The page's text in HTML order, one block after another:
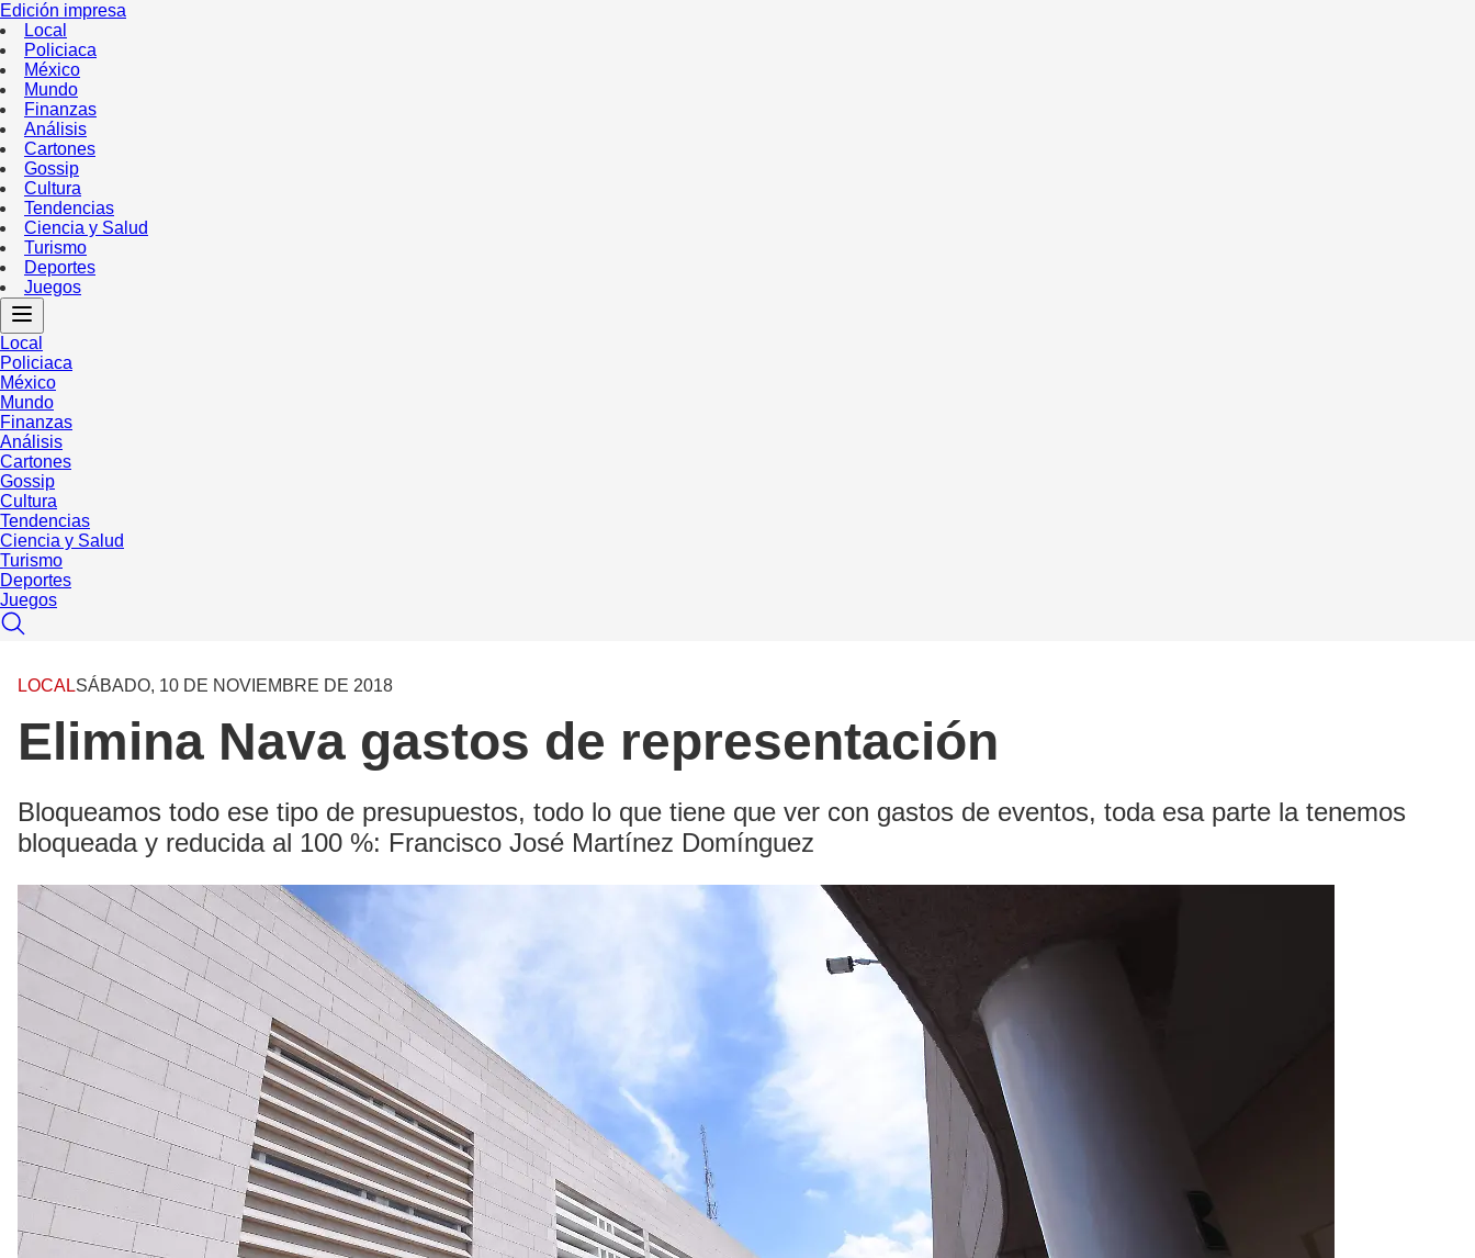
Edición impresa
Local
Policiaca
México
Mundo
Finanzas
Análisis
Cartones
Gossip
Cultura
Tendencias
Ciencia y Salud
Turismo
Deportes
Juegos
Local
Policiaca
México
Mundo
Finanzas
Análisis
Cartones
Gossip
Cultura
Tendencias
Ciencia y Salud
Turismo
Deportes
Juegos
LOCALSÁBADO, 10 DE NOVIEMBRE DE 2018
Elimina Nava gastos de representación
Bloqueamos todo ese tipo de presupuestos, todo lo que tiene que ver con gastos de eventos, toda esa parte la tenemos
bloqueada y reducida al 100 %: Francisco José Martínez Domínguez